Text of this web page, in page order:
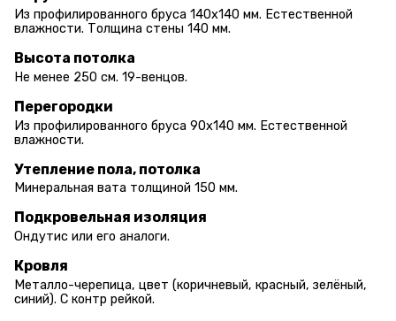
Из профилированного бруса 140х140 мм. Естественной
влажности. Толщина стены 140 мм.
Высота потолка
Не менее 250 см. 19-венцов.
Перегородки
Из профилированного бруса 90х140 мм. Естественной
влажности.
Утепление пола, потолка
Минеральная вата толщиной 150 мм.
Подкровельная изоляция
Ондутис или его аналоги.
Кровля
Металло-черепица, цвет (коричневый, красный, зелёный,
синий). С контр рейкой.